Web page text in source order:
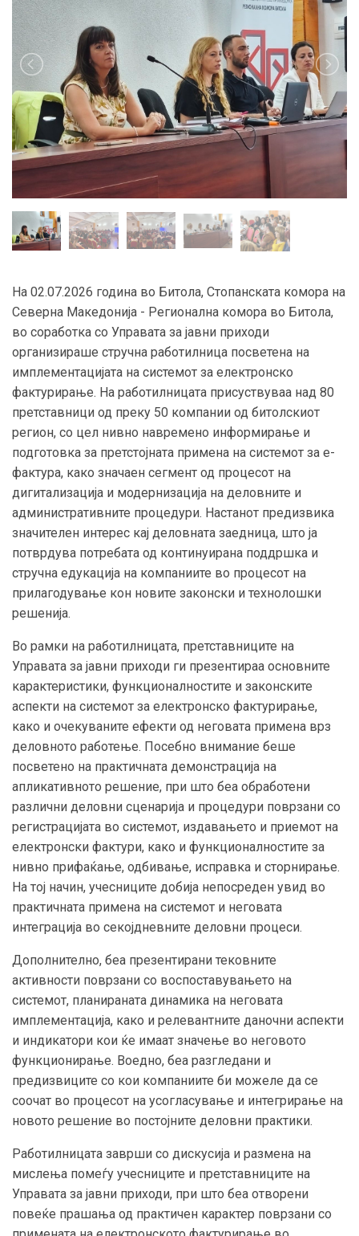
На 02.07.2026 година во Битола, Стопанската комора на
Северна Македонија - Регионална комора во Битола,
во соработка со Управата за јавни приходи
организираше стручна работилница посветена на
имплементацијата на системот за електронско
фактурирање. На работилницата присуствуваа над 80
претставници од преку 50 компании од битолскиот
регион, со цел нивно навремено информирање и
подготовка за претстојната примена на системот за е-
фактура, како значаен сегмент од процесот на
дигитализација и модернизација на деловните и
административните процедури. Настанот предизвика
значителен интерес кај деловната заедница, што ја
потврдува потребата од континуирана поддршка и
стручна едукација на компаниите во процесот на
прилагодување кон новите законски и технолошки
решенија.
Во рамки на работилницата, претставниците на
Управата за јавни приходи ги презентираа основните
карактеристики, функционалностите и законските
аспекти на системот за електронско фактурирање,
како и очекуваните ефекти од неговата примена врз
деловното работење. Посебно внимание беше
посветено на практичната демонстрација на
апликативното решение, при што беа обработени
различни деловни сценарија и процедури поврзани со
регистрацијата во системот, издавањето и приемот на
електронски фактури, како и функционалностите за
нивно прифаќање, одбивање, исправка и сторнирање.
На тој начин, учесниците добија непосреден увид во
практичната примена на системот и неговата
интеграција во секојдневните деловни процеси.
Дополнително, беа презентирани тековните
активности поврзани со воспоставувањето на
системот, планираната динамика на неговата
имплементација, како и релевантните даночни аспекти
и индикатори кои ќе имаат значење во неговото
функционирање. Воедно, беа разгледани и
предизвиците со кои компаниите би можеле да се
соочат во процесот на усогласување и интегрирање на
новото решение во постојните деловни практики.
Работилницата заврши со дискусија и размена на
мислења помеѓу учесниците и претставниците на
Управата за јавни приходи, при што беа отворени
повеќе прашања од практичен карактер поврзани со